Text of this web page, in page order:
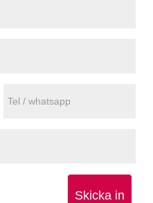
Skicka in